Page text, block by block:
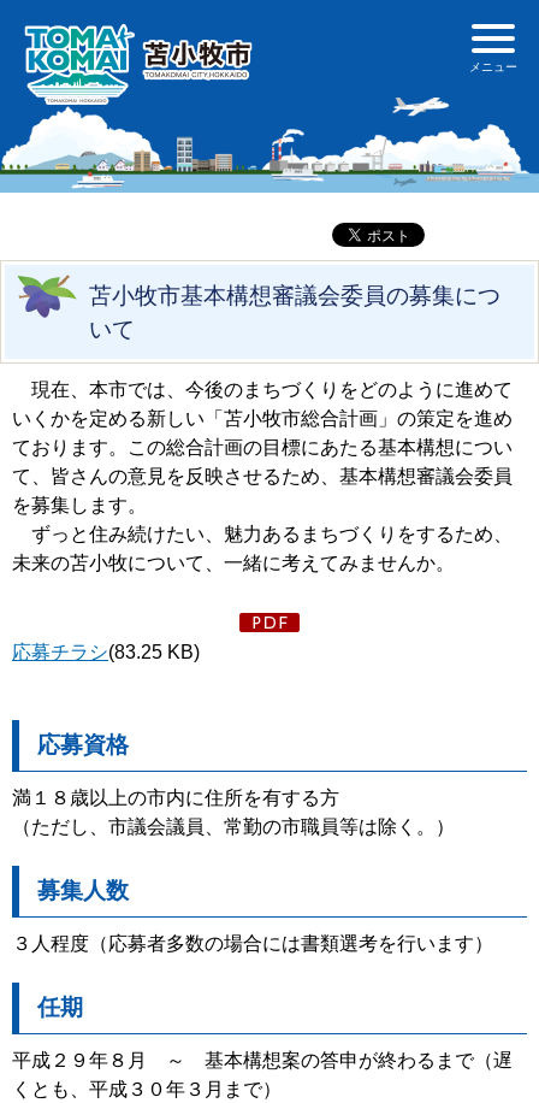
苫小牧市基本構想審議会委員の募集につ
いて
現在、本市では、今後のまちづくりをどのように進めて
いくかを定める新しい「苫小牧市総合計画」の策定を進め
ております。この総合計画の目標にあたる基本構想につい
て、皆さんの意見を反映させるため、基本構想審議会委員
を募集します。
ずっと住み続けたい、魅力あるまちづくりをするため、
未来の苫小牧について、一緒に考えてみませんか。
応募チラシ(83.25 KB)
応募資格
満１８歳以上の市内に住所を有する方
（ただし、市議会議員、常勤の市職員等は除く。）
募集人数
３人程度（応募者多数の場合には書類選考を行います）
任期
平成２９年８月 ～ 基本構想案の答申が終わるまで（遅
くとも、平成３０年３月まで）